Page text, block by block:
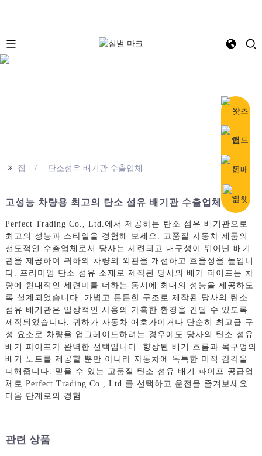
>> 집 탄소섬유 배기관 수출업체
고성능 차량용 최고의 탄소 섬유 배기관 수출업체
Perfect Trading Co., Ltd.에서 제공하는 탄소 섬유 배기관으로
최고의 성능과 스타일을 경험해 보세요. 고품질 자동차 제품의
선도적인 수출업체로서 당사는 세련되고 내구성이 뛰어난 배기
관을 제공하여 귀하의 차량의 외관을 개선하고 효율성을 높입니
다. 프리미엄 탄소 섬유 소재로 제작된 당사의 배기 파이프는 차
량에 현대적인 세련미를 더하는 동시에 최대의 성능을 제공하도
록 설계되었습니다. 가볍고 튼튼한 구조로 제작된 당사의 탄소
섬유 배기관은 일상적인 사용의 가혹한 환경을 견딜 수 있도록
제작되었습니다. 귀하가 자동차 애호가이거나 단순히 최고급 구
성 요소로 차량을 업그레이드하려는 경우에도 당사의 탄소 섬유
배기 파이프가 완벽한 선택입니다. 향상된 배기 흐름과 목구멍의
배기 노트를 제공할 뿐만 아니라 자동차에 독특한 미적 감각을
더해줍니다. 믿을 수 있는 고품질 탄소 섬유 배기 파이프 공급업
체로 Perfect Trading Co., Ltd.를 선택하고 운전을 즐겨보세요.
다음 단계로의 경험
관련 상품